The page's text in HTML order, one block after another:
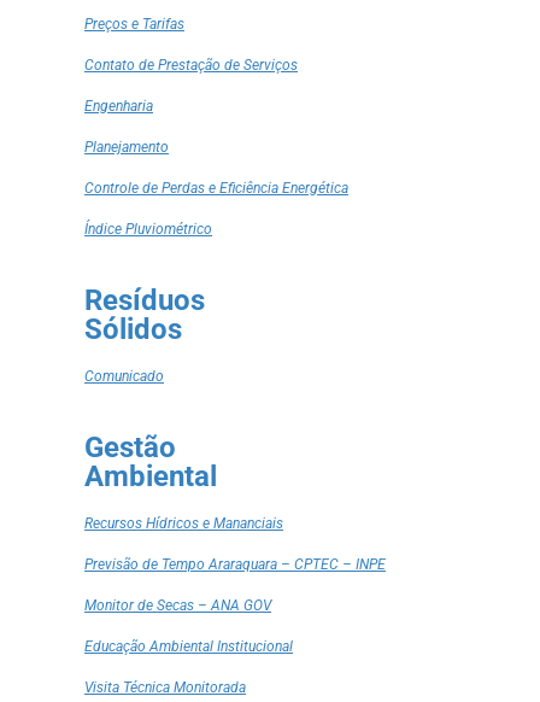
Preços e Tarifas
Contato de Prestação de Serviços
Engenharia
Planejamento
Controle de Perdas e Eficiência Energética
Índice Pluviométrico
Resíduos
Sólidos
Comunicado
Gestão
Ambiental
Recursos Hídricos e Mananciais
Previsão de Tempo Araraquara – CPTEC – INPE
Monitor de Secas – ANA GOV
Educação Ambiental Institucional
Visita Técnica Monitorada